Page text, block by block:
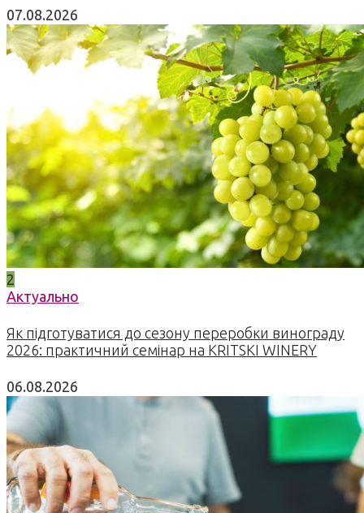
07.08.2026
2
Актуально
Як підготуватися до сезону переробки винограду
2026: практичний семінар на KRITSKI WINERY
06.08.2026